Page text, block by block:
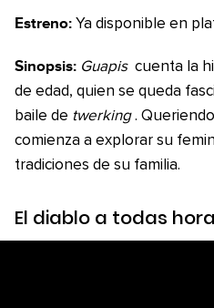
Estreno: Ya disponible en
Sinopsis: Guapis cuenta la
de edad, quien se queda
baile de twerking .
comienza a explorar su
tradiciones de su familia.
El diablo a todas